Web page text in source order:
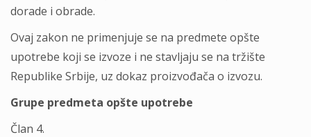
dorade i obrade.
Ovaj zakon ne primenjuje se na predmete opšte
upotrebe koji se izvoze i ne stavlјaju se na tržište
Republike Srbije, uz dokaz proizvođača o izvozu.
Grupe predmeta opšte upotrebe
Član 4.